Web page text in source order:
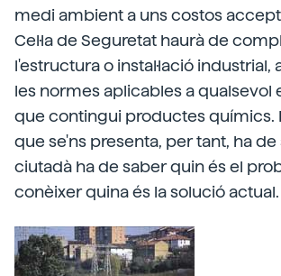
medi ambient a uns costos
Cel·la de Seguretat haurà de
l'estructura o instal·lació industrial,
les normes aplicables a qualsevol
que contingui productes químics.
que se'ns presenta, per tant, ha de
ciutadà ha de saber quin és el
conèixer quina és la solució actual.